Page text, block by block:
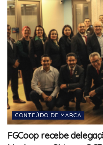
CONTEÚDO DE MARCA
FGCoop recebe